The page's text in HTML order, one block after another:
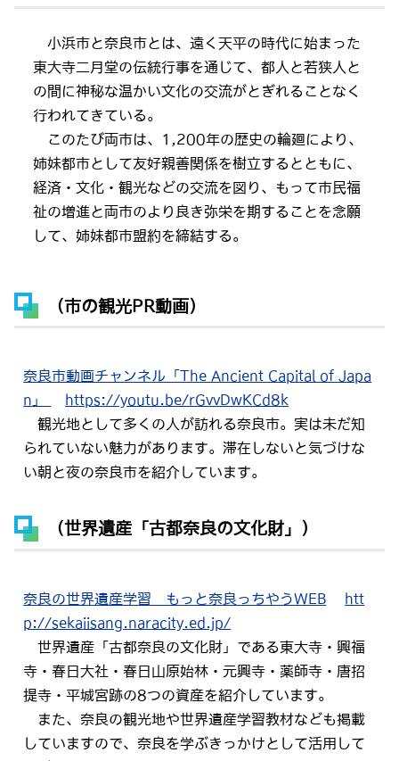
小浜市と奈良市とは、遠く天平の時代に始まった
東大寺二月堂の伝統行事を通じて、都人と若狭人と
の間に神秘な温かい文化の交流がとぎれることなく
行われてきている。
このたび両市は、1,200年の歴史の輪廻により、
姉妹都市として友好親善関係を樹立するとともに、
経済・文化・観光などの交流を図り、もって市民福
祉の増進と両市のより良き弥栄を期することを念願
して、姉妹都市盟約を締結する。
（市の観光PR動画）
奈良市動画チャンネル「The Ancient Capital of Japa
n」
https://youtu.be/rGvvDwKCd8k
観光地として多くの人が訪れる奈良市。実は未だ知
られていない魅力があります。滞在しないと気づけな
い朝と夜の奈良市を紹介しています。
（世界遺産「古都奈良の文化財」）
奈良の世界遺産学習 もっと奈良っちやうWEB
htt
p://sekaiisang.naracity.ed.jp/
世界遺産「古都奈良の文化財」である東大寺・興福
寺・春日大社・春日山原始林・元興寺・薬師寺・唐招
提寺・平城宮跡の8つの資産を紹介しています。
また、奈良の観光地や世界遺産学習教材なども掲載
していますので、奈良を学ぶきっかけとして活用して